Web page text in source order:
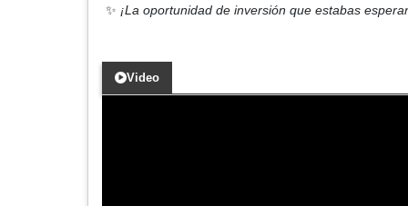
✨ ¡La oportunidad de inversión que estabas
Video